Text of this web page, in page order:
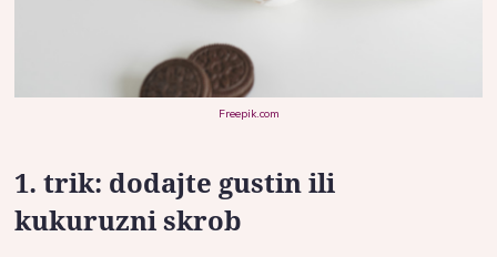
Freepik.com
1. trik: dodajte gustin ili
kukuruzni skrob